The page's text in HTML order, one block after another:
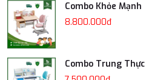
Combo Khỏe Mạnh
8.800.000đ
Combo Trung Thực